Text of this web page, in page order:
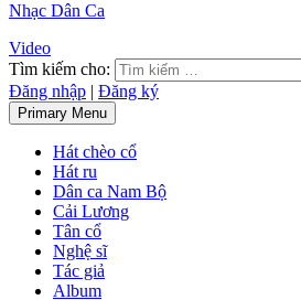
Nhạc Dân Ca
Video
Tìm kiếm cho:
Đăng nhập | Đăng ký
Primary Menu
Hát chèo cổ
Hát ru
Dân ca Nam Bộ
Cải Lương
Tân cổ
Nghệ sĩ
Tác giả
Album